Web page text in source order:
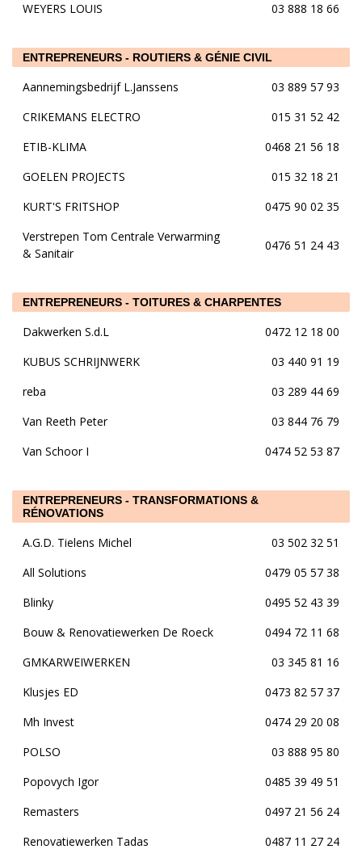
WEYERS LOUIS
03 888 18 66
ENTREPRENEURS - ROUTIERS & GÉNIE CIVIL
Aannemingsbedrijf L.Janssens
03 889 57 93
CRIKEMANS ELECTRO
015 31 52 42
ETIB-KLIMA
0468 21 56 18
GOELEN PROJECTS
015 32 18 21
KURT'S FRITSHOP
0475 90 02 35
Verstrepen Tom Centrale Verwarming
& Sanitair
0476 51 24 43
ENTREPRENEURS - TOITURES & CHARPENTES
Dakwerken S.d.L
0472 12 18 00
KUBUS SCHRIJNWERK
03 440 91 19
reba
03 289 44 69
Van Reeth Peter
03 844 76 79
Van Schoor I
0474 52 53 87
ENTREPRENEURS - TRANSFORMATIONS &
RÉNOVATIONS
A.G.D. Tielens Michel
03 502 32 51
All Solutions
0479 05 57 38
Blinky
0495 52 43 39
Bouw & Renovatiewerken De Roeck
0494 72 11 68
GMKARWEIWERKEN
03 345 81 16
Klusjes ED
0473 82 57 37
Mh Invest
0474 29 20 08
POLSO
03 888 95 80
Popovych Igor
0485 39 49 51
Remasters
0497 21 56 24
Renovatiewerken Tadas
0487 11 27 24